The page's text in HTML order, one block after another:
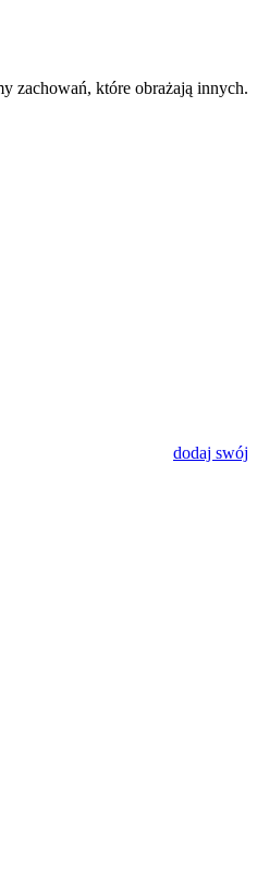
zachowań, które obrażają innych.
dodaj swój